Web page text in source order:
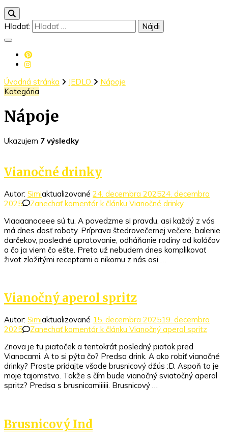
Hľadať:
Úvodná stránka JEDLO
Nápoje
Kategória
Nápoje
Ukazujem 7 výsledky
Vianočné drinky
Autor: Simiaktualizované 24. decembra 202524. decembra
2025
Zanechať komentár k článku Vianočné drinky
Viaaaanoceee sú tu. A povedzme si pravdu, asi každý z vás
má dnes dosť roboty. Príprava štedrovečernej večere, balenie
darčekov, posledné upratovanie, odháňanie rodiny od koláčov
a čo ja viem čo ešte. Preto už nebudem dnes komplikovať
život zložitými receptami a nikomu z nás asi …
Vianočný aperol spritz
Autor: Simiaktualizované 15. decembra 202519. decembra
2025
Zanechať komentár k článku Vianočný aperol spritz
Znova je tu piatoček a tentokrát posledný piatok pred
Vianocami. A to si pýta čo? Predsa drink. A ako robiť vianočné
drinky? Proste pridajte všade brusnicový džús :D. Aspoň to je
moje tajomstvo. Takže s čím bude vianočný sviatočný aperol
spritz? Predsa s brusnicamiiiiii. Brusnicový …
Brusnicový Ind